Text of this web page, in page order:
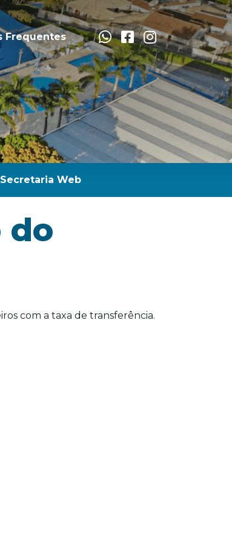
Frequentes
Secretaria Web
do
com a taxa de transferência.